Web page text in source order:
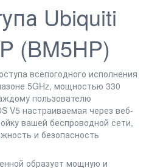
Ubiquiti
(BM5HP)
всепогодного исполнения
5GHz, мощностью 330
пользователю
V5 настраиваемая через веб-
вашей беспроводной сети,
и безопасность
образует мощную и